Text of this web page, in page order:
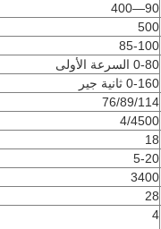
90—400
500
85-100
0-80 السرعة الأولى
0-160 ثانية جير
76/89/114
4/4500
18
5-20
3400
28
4